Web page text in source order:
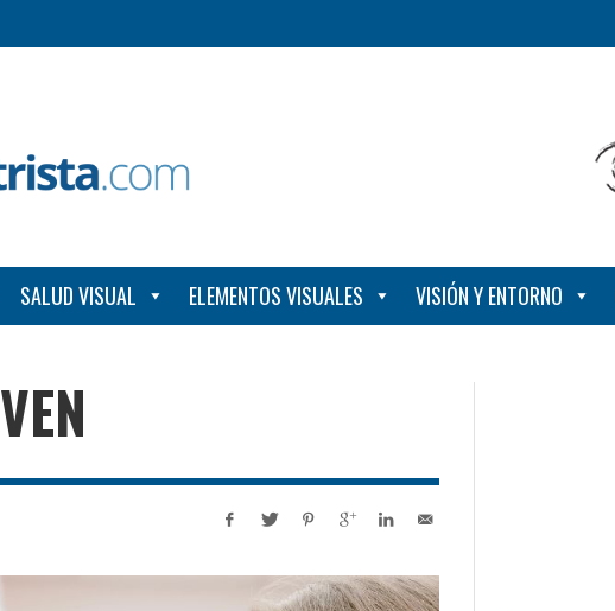
SALUD VISUAL ELEMENTOS VISUALES VISIÓN Y ENTORNO